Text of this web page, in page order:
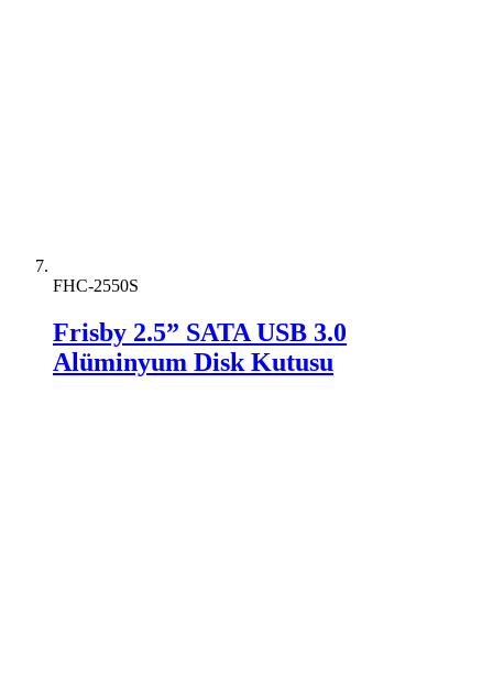
FHC-2550S
Frisby 2.5” SATA USB 3.0
Alüminyum Disk Kutusu